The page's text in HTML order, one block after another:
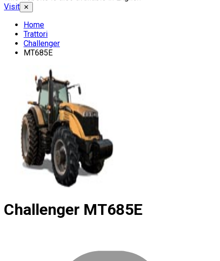
Visit ✕
Home
Trattori
Challenger
MT685E
Challenger MT685E